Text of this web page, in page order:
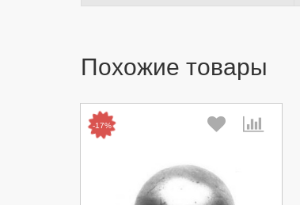
Похожие товары
-17%